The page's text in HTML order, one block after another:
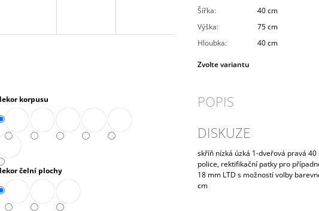
Šířka:
40 cm
Výška:
75 cm
Hloubka: 40 cm
Zvolte variantu
korpusu
čelní plochy
POPIS
DISKUZE
skříň nízká úzká 1-dveřová pravá 40
police, rektifikační patky pro
18 mm LTD s možností volby
cm